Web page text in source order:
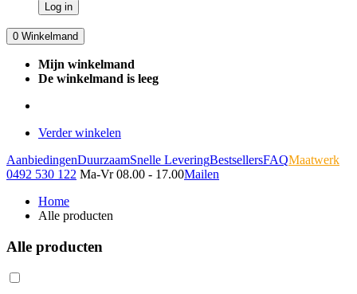
Log in
0 Winkelmand
Mijn winkelmand
De winkelmand is leeg
Verder winkelen
AanbiedingenDuurzaamSnelle LeveringBestsellersFAQMaatwerk
0492 530 122 Ma-Vr 08.00 - 17.00Mailen
Home
Alle producten
Alle producten